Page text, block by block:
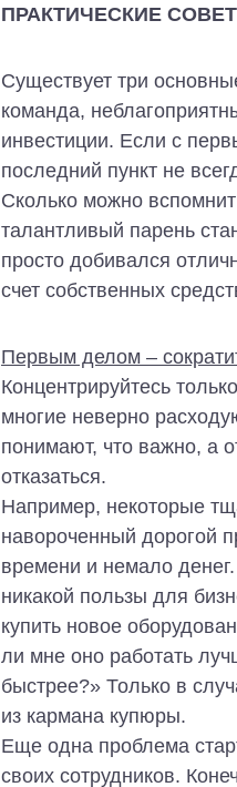
ПРАКТИЧЕСКИЕ
Существует три
команда,
инвестиции. Если с
последний пункт не
Сколько можно
талантливый парень
просто добивался
счет собственных
Первым делом –
Концентрируйтесь
многие неверно
понимают, что важно, а
отказаться.
Например, некоторые
навороченный дорогой
времени и немало
никакой пользы для
купить новое
ли мне оно работать
быстрее?» Только в
из кармана купюры.
Еще одна проблема
своих сотрудников.